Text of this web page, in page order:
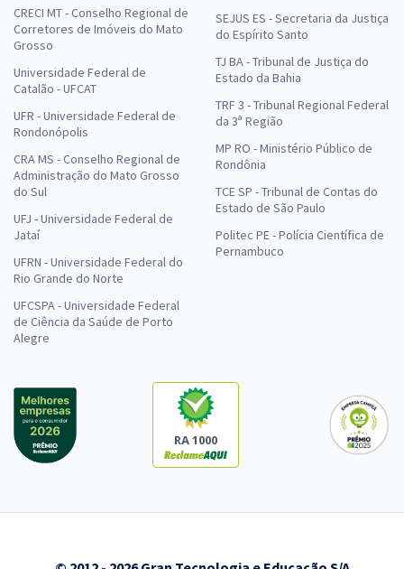
CRECI MT - Conselho Regional de
Corretores de Imóveis do Mato
Grosso
Universidade Federal de
Catalão - UFCAT
UFR - Universidade Federal de
Rondonópolis
CRA MS - Conselho Regional de
Administração do Mato Grosso
do Sul
UFJ - Universidade Federal de
Jataí
UFRN - Universidade Federal do
Rio Grande do Norte
UFCSPA - Universidade Federal
de Ciência da Saúde de Porto
Alegre
SEJUS ES - Secretaria da Justiça
do Espírito Santo
TJ BA - Tribunal de Justiça do
Estado da Bahia
TRF 3 - Tribunal Regional Federal
da 3ª Região
MP RO - Ministério Público de
Rondônia
TCE SP - Tribunal de Contas do
Estado de São Paulo
Politec PE - Polícia Científica de
Pernambuco
RA 1000